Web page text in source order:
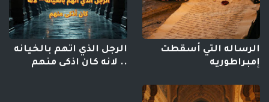
الرساله التي أسقطت
إمبراطوريه
الرجل الذي اتهم بالخيانه
.. لانه كان اذكى منهم